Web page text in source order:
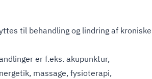
til behandling og lindring af kroniske
er f.eks. akupunktur,
massage, fysioterapi,